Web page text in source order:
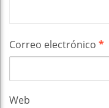
Correo electrónico *
Web